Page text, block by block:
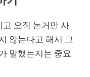
오직 논거만 사
않는다고 해서 그
말했는지는 중요